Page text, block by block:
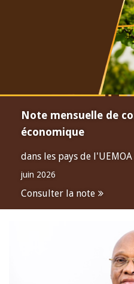
Note mensuelle de
économique
dans les pays de l'UEMOA
juin 2026
Consulter la note